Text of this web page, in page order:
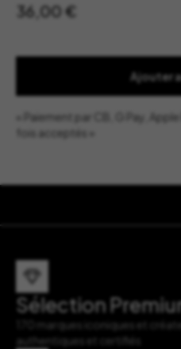
36,00 €
Ajouter
« Paiement par CB, G Pay,
fois acceptés »
Sélection
170 marques iconiques et
authentiques et certifiés